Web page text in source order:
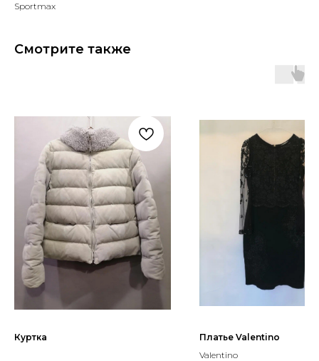
Sportmax
Смотрите также
Куртка
Платье Valentino
Valentino